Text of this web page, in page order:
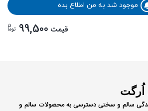
موجود شد به من اطلاع بده
قیمت 99,500 توما
ن
اُرگت
سالم و سختی دسترسی به محصولات سالم و